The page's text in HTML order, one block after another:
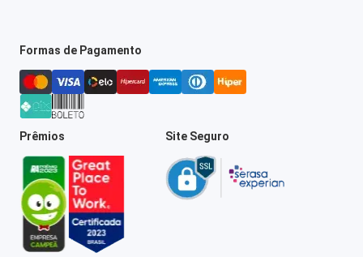
Formas de Pagamento
Prêmios Site Seguro